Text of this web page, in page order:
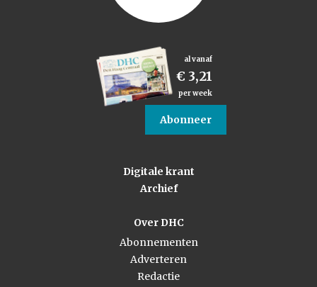
al vanaf
€ 3,21
per week
Abonneer
Digitale krant
Archief
Over DHC
Abonnementen
Adverteren
Redactie